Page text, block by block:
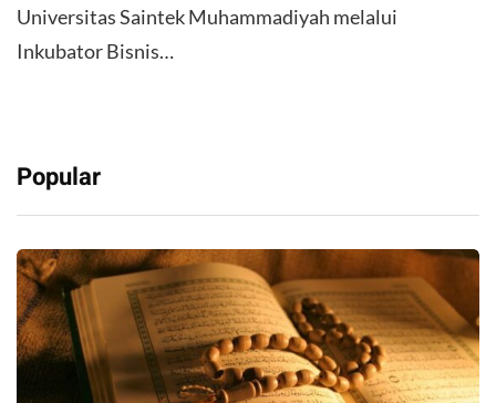
Universitas Saintek Muhammadiyah melalui
Inkubator Bisnis…
Popular